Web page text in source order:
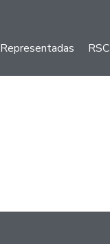
Representadas RSC